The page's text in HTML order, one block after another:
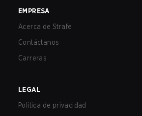
EMPRESA
Acerca de Strafe
Contáctanos
Carreras
LEGAL
Política de privacidad